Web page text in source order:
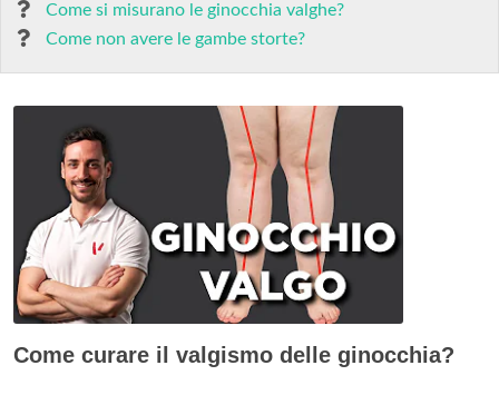
Come si misurano le ginocchia valghe?
Come non avere le gambe storte?
Come curare il valgismo delle ginocchia?